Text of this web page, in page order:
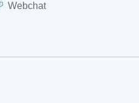
Webchat